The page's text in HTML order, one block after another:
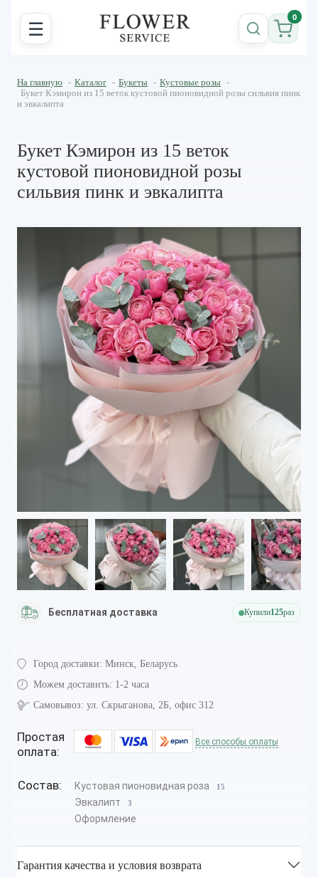
☰ 0
На главную - Каталог - Букеты - Кустовые розы -
Букет Кэмирон из 15 веток кустовой пионовидной розы сильвия пинк
и эвкалипта
Букет Кэмирон из 15 веток
кустовой пионовидной розы
сильвия пинк и эвкалипта
Бесплатная доставка Купили125раз
Город доставки: Минск, Беларусь
Можем доставить: 1-2 часа
Самовывоз: ул. Скрыганова, 2Б, офис 312
Простая
оплата:
Все способы оплаты
Состав: Кустовая пионовидная роза 15
Эвкалипт 3
Оформление
Гарантия качества и условия возврата